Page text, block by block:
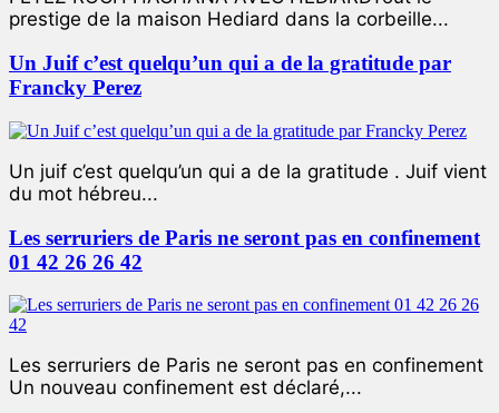
prestige de la maison Hediard dans la corbeille...
Un Juif c’est quelqu’un qui a de la gratitude par
Francky Perez
Un juif c’est quelqu’un qui a de la gratitude . Juif vient
du mot hébreu...
Les serruriers de Paris ne seront pas en confinement
01 42 26 26 42
Les serruriers de Paris ne seront pas en confinement
Un nouveau confinement est déclaré,...